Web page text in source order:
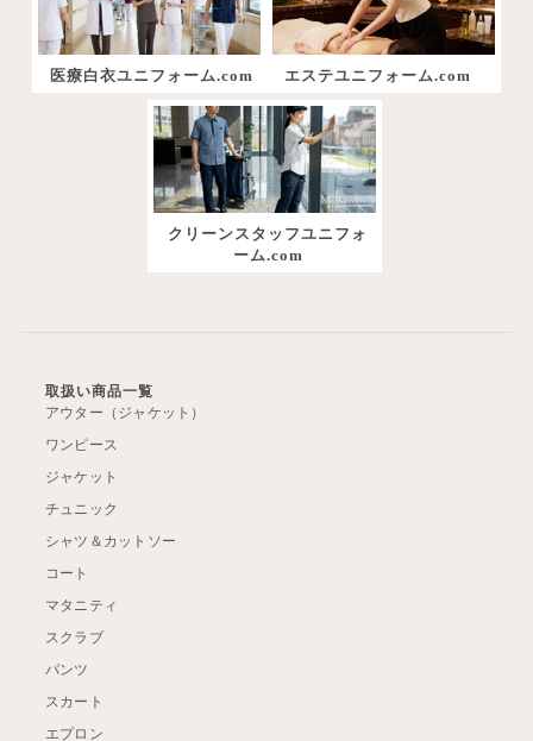
医療白衣ユニフォーム.com エステユニフォーム.com
クリーンスタッフユニフォ
ーム.com
取扱い商品一覧
アウター（ジャケット）
ワンピース
ジャケット
チュニック
シャツ＆カットソー
コート
マタニティ
スクラブ
パンツ
スカート
エプロン